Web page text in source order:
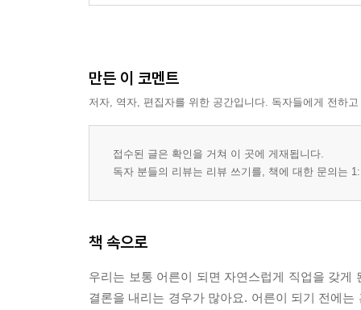
만든 이 코멘트
저자, 역자, 편집자를 위한 공간입니다. 독자들에게 전하
접수된 글은 확인을 거쳐 이 곳에 게재됩니다.
독자 분들의 리뷰는 리뷰 쓰기를, 책에 대한 문의는
책 속으로
우리는 보통 어른이 되면 자연스럽게 직업을 갖
결론을 내리는 경우가 많아요. 어른이 되기 전에